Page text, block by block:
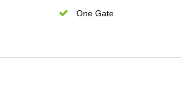
One Gate